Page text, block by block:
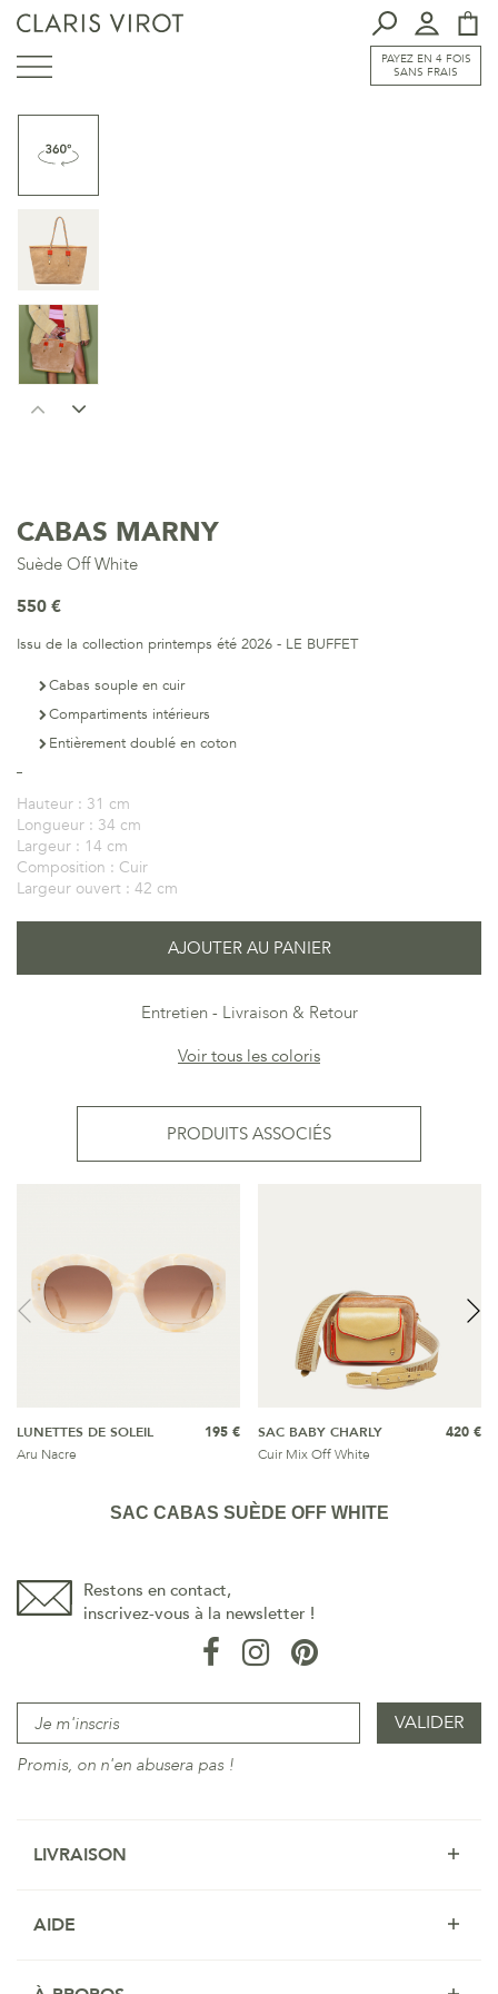
PAYEZ EN 4 FOIS
SANS FRAIS
CABAS MARNY
Suède Off White
550 €
Issu de la collection printemps été 2026 - LE BUFFET
Cabas souple en cuir
Compartiments intérieurs
Entièrement doublé en coton
Hauteur : 31 cm
Longueur : 34 cm
Largeur : 14 cm
Composition : Cuir
Largeur ouvert : 42 cm
AJOUTER AU PANIER
Entretien
Livraison & Retour
Voir tous les coloris
PRODUITS ASSOCIÉS
LUNETTES DE SOLEIL
Aru Nacre
195 €
SAC BABY CHARLY
Cuir Mix Off White
420 €
SAC CABAS SUÈDE OFF WHITE
Restons en contact,
inscrivez-vous à la newsletter !
Promis, on n'en abusera pas !
LIVRAISON
AIDE